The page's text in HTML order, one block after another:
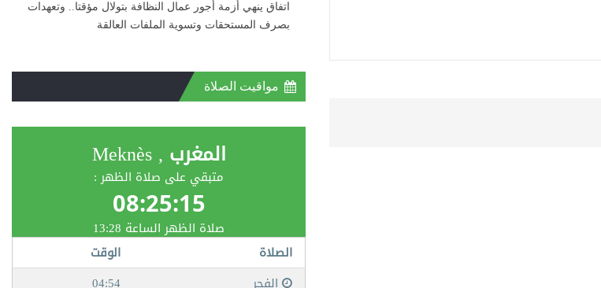
اتفاق ينهي أزمة أجور عمال النظافة بتولال مؤقتا.. وتعهدات
بصرف المستحقات وتسوية الملفات العالقة
مواقيت الصلاة